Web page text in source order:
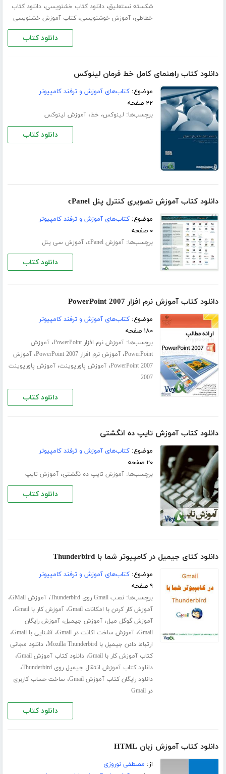
شکسته نستعلیق،دانلود کتاب خشنویسی،دانلود کتاب
خطاطی،آموزش خوشنویسی،کتاب آموزش خشنویسی
دانلود کتاب
دانلود کتاب راهنمای کامل خط فرمان لینوکس
موضوع:کتاب‌های آموزش و ترفند کامپیوتر
۲۲ صفحه
برچسب‌ها: لینوکس، خط،آموزش لینوکس
دانلود کتاب
دانلود کتاب آموزش تصویری کنترل پنل cPanel
موضوع:کتاب‌های آموزش و ترفند کامپیوتر
۰ صفحه
برچسب‌ها:آموزش cPanel ،آموزش سی پنل
دانلود کتاب
دانلود کتاب آموزش نرم افزار PowerPoint 2007
موضوع:کتاب‌های آموزش و ترفند کامپیوتر
۱۸۰ صفحه
برچسب‌ها:آموزش نرم افزار PowerPoint ،آموزش
PowerPoint،آموزش نرم افزار PowerPoint 2007 ،آموزش
PowerPoint 2007،آموزش پاورپوینت،آموزش پاورپوینت
2007
دانلود کتاب
دانلود کتاب آموزش تایپ ده انگشتی
موضوع:کتاب‌های آموزش و ترفند کامپیوتر
۲۰ صفحه
برچسب‌ها:آموزش تایپ ده‌ نگشتی،آموزش تایپ
دانلود کتاب
دانلود کتای جیمیل در کامپیوتر شما با Thunderbird
موضوع:کتاب‌های آموزش و ترفند کامپیوتر
۹ صفحه
برچسب‌ها:نصب Gmail روی Thunderbird ،آموزش GMail ،
آموزش کار کردن با امکانات Gmail ،آموزش کار با Gmail ،
آموزش گوگل میل،آموزش جیمیل،آموزش رایگان
Gmail،آموزش ساخت اکانت در Gmail ،آشنایی با Gmail ،
ارتباط دادن جیمیل با Mozilla Thunderbird ،دانلود مجانی
کتاب آموزش کار با Gmail
،دانلود کتاب آموزش Gmail ،
دانلود کتاب آموزش انتقال جیمیل روی Thunderbird ،
دانلود رایگان کتاب آموزش Gmail ، ساخت حساب کاربری
در Gmail
دانلود کتاب
دانلود کتاب آموزش زبان HTML
از: مصطفی نوروزی